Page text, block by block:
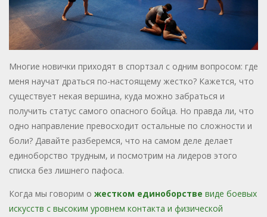
Многие новички приходят в спортзал с одним вопросом: где
меня научат драться по-настоящему жестко? Кажется, что
существует некая вершина, куда можно забраться и
получить статус самого опасного бойца. Но правда ли, что
одно направление превосходит остальные по сложности и
боли? Давайте разберемся, что на самом деле делает
единоборство трудным, и посмотрим на лидеров этого
списка без лишнего пафоса.
Когда мы говорим о жестком единоборстве виде боевых
искусств с высоким уровнем контакта и физической